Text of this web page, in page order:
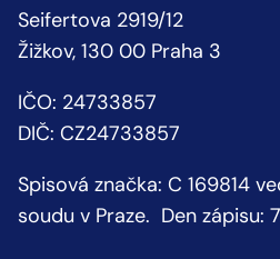
Seifertova 2919/12
Žižkov, 130 00 Praha 3
IČO: 24733857
DIČ: CZ24733857
Spisová značka: C 169814
soudu v Praze. Den zápisu: